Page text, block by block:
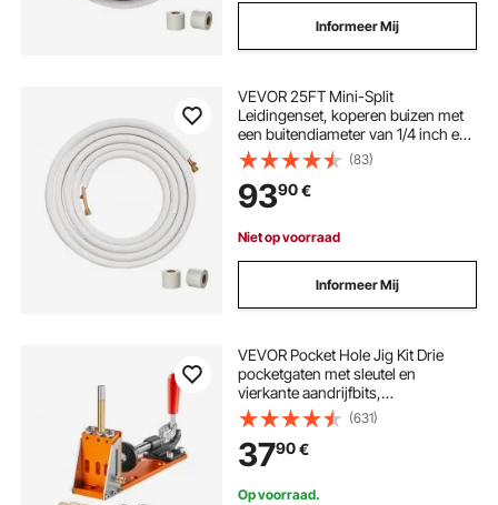
Informeer Mij
VEVOR 25FT Mini-Split
Leidingenset, koperen buizen met
een buitendiameter van 1/4 inch en
3/8 inch en drievoudige isolatie,
voor mini-split airconditioners,
koel- of warmtepompsystemen en
HVAC-systemen.
(83)
9390€
Niet op voorraad
Informeer Mij
VEVOR Pocket Hole Jig Kit Drie
pocketgaten met sleutel en
vierkante aandrijfbits,
deuvelhulpboorgeleider voor het
boren van pocketgaten en schuine
gaten, boorhulp voor
houtbewerking en aluminium.
(631)
3790€
Op voorraad.